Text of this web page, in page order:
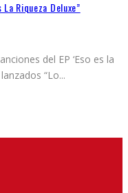
Riqueza Deluxe”
del EP ‘Eso es la
“Lo...